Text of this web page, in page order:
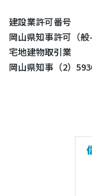
建設業許可番号
岡山県知事許可（
宅地建物取引業
岡山県知事（2）